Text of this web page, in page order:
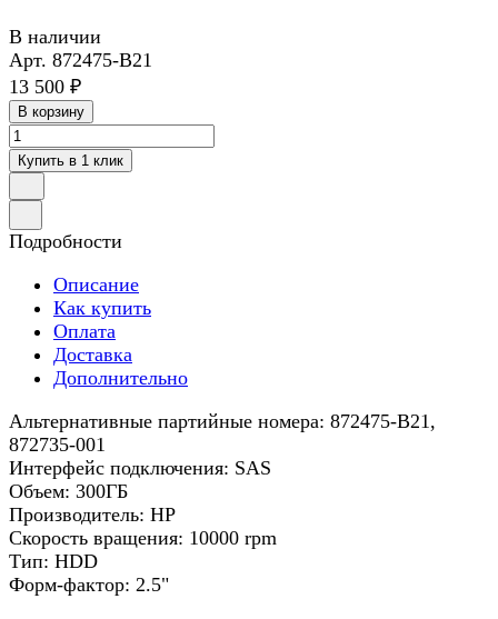
В наличии
Арт. 872475-B21
13 500 ₽
В корзину
Купить в 1 клик
Подробности
Описание
Как купить
Оплата
Доставка
Дополнительно
Альтернативные партийные номера: 872475-B21,
872735-001
Интерфейс подключения: SAS
Объем: 300ГБ
Производитель: HP
Скорость вращения: 10000 rpm
Тип: HDD
Форм-фактор: 2.5"